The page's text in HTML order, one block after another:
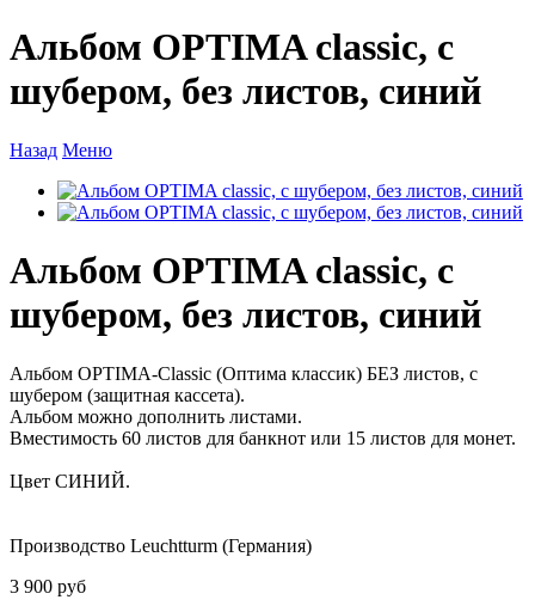
Альбом OPTIMA classic, с
шубером, без листов, синий
Назад Меню
Альбом OPTIMA classic, с
шубером, без листов, синий
Альбом OPTIMA-Classic (Оптима классик) БЕЗ листов, с
шубером (защитная кассета).
Альбом можно дополнить листами.
Вместимость 60 листов для банкнот или 15 листов для монет.
Цвет СИНИЙ.
Производство Leuchtturm (Германия)
3 900 руб